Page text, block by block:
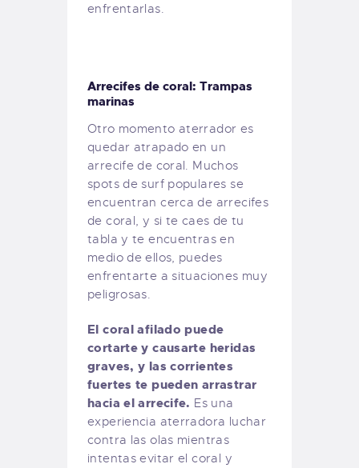
enfrentarlas.
Arrecifes de coral: Trampas
marinas
Otro momento aterrador es
quedar atrapado en un
arrecife de coral. Muchos
spots de surf populares se
encuentran cerca de arrecifes
de coral, y si te caes de tu
tabla y te encuentras en
medio de ellos, puedes
enfrentarte a situaciones muy
peligrosas.
El coral afilado puede
cortarte y causarte heridas
graves, y las corrientes
fuertes te pueden arrastrar
hacia el arrecife. Es una
experiencia aterradora luchar
contra las olas mientras
intentas evitar el coral y